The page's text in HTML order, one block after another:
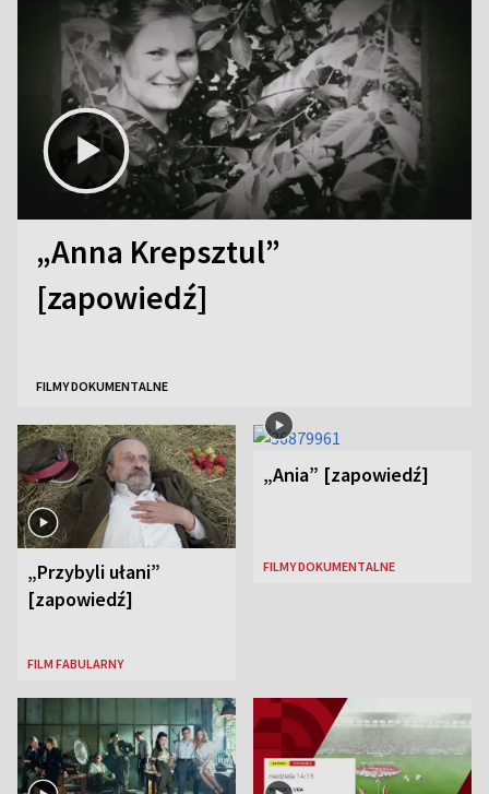
„Anna Krepsztul”
[zapowiedź]
FILMY DOKUMENTALNE
„Przybyli ułani”
[zapowiedź]
FILM FABULARNY
„Ania” [zapowiedź]
FILMY DOKUMENTALNE